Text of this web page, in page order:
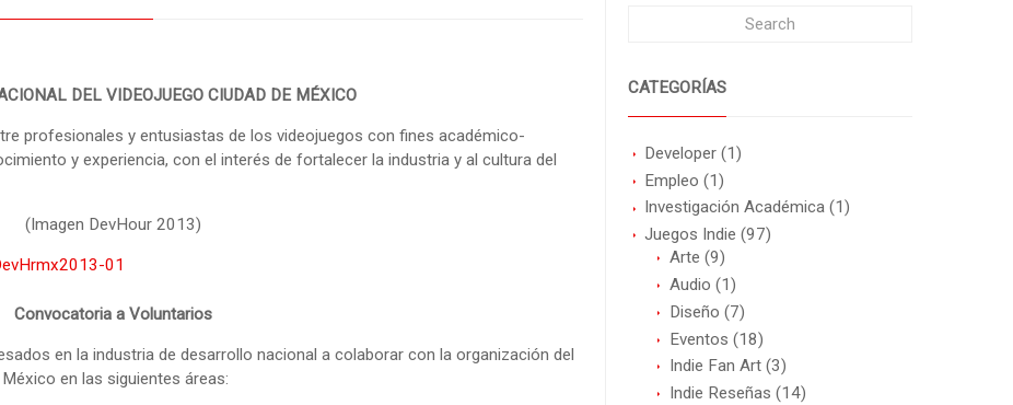
CATEGORÍAS
Developer (1)
Empleo (1)
Investigación Académica (1)
Juegos Indie (97)
Arte (9)
Audio (1)
Diseño (7)
Eventos (18)
Indie Fan Art(3)
Indie Reseñas (14)
DEL VIDEOJUEGO CIUDAD DE MÉXICO
profesionales y entusiastas de los videojuegos con fines académico-
y experiencia, con el interés de fortalecer la industria y al cultura del
(Imagen DevHour 2013)
Convocatoria a Voluntarios
en la industria de desarrollo nacional a colaborar con la organización del
en las siguientes áreas: